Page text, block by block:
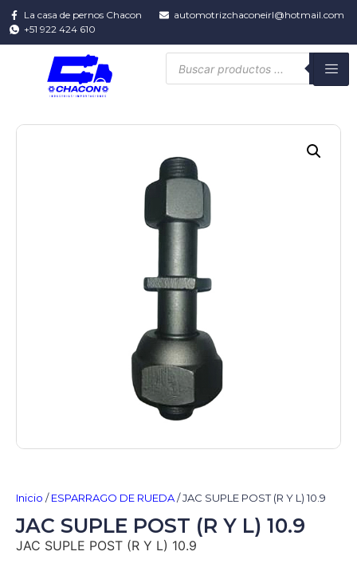
La casa de pernos Chacon
automotrizchaconeirl@hotmail.com
+51 922 424 610
Inicio /ESPARRAGO DE RUEDA/ JAC SUPLE POST (R Y L) 10.9
JAC SUPLE POST (R Y L) 10.9
JAC SUPLE POST (R Y L) 10.9